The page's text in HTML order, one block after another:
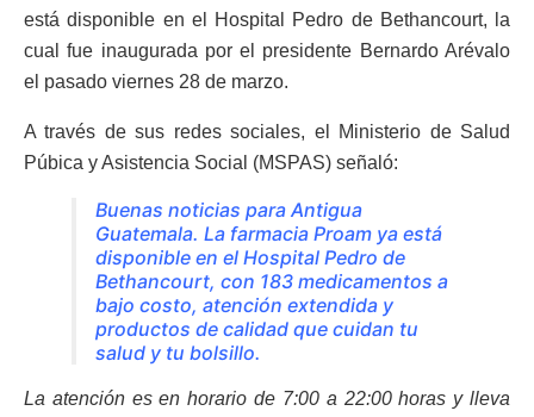
está disponible en el Hospital Pedro de Bethancourt, la
cual fue inaugurada por el presidente Bernardo Arévalo
el pasado viernes 28 de marzo.
A través de sus redes sociales, el Ministerio de Salud
Púbica y Asistencia Social (MSPAS) señaló:
Buenas noticias para Antigua
Guatemala. La farmacia Proam ya está
disponible en el Hospital Pedro de
Bethancourt, con 1️83 medicamentos a
bajo costo, atención extendida y
productos de calidad que cuidan tu
salud y tu bolsillo.
La atención es en horario de 7:00 a 22:00 horas y lleva